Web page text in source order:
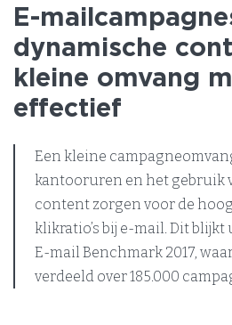
E-
dynamische
kleine omvang
effectief
Een kleine
kantooruren en het gebruik
content zorgen voor de
klikratio’s bij e-mail. Dit blijkt
E-mail Benchmark 2017,
verdeeld over 185.000